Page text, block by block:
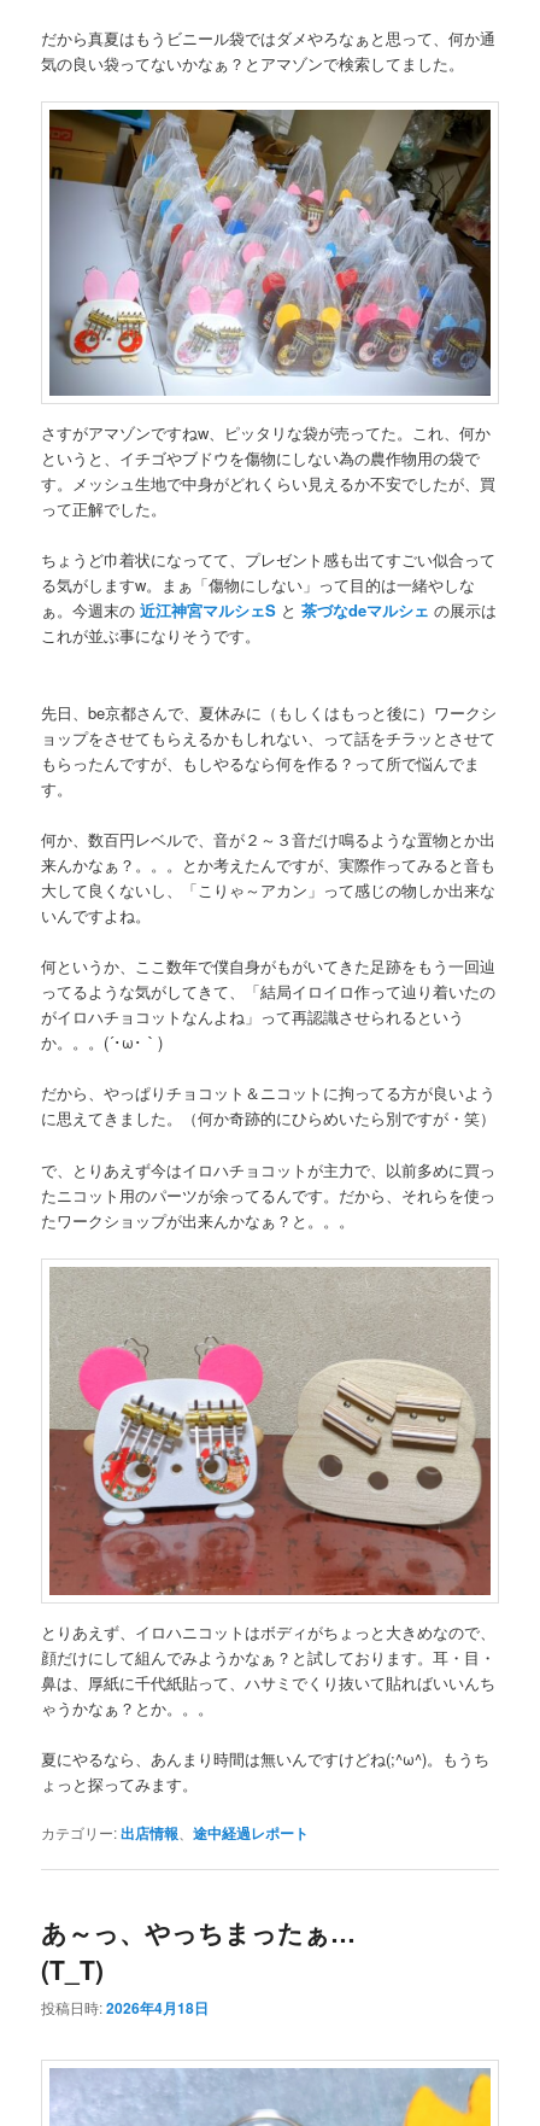
だから真夏はもうビニール袋ではダメやろなぁと思って、何か通
気の良い袋ってないかなぁ？とアマゾンで検索してました。
さすがアマゾンですねw、ピッタリな袋が売ってた。これ、何か
というと、イチゴやブドウを傷物にしない為の農作物用の袋で
す。メッシュ生地で中身がどれくらい見えるか不安でしたが、買
って正解でした。
ちょうど巾着状になってて、プレゼント感も出てすごい似合って
る気がしますw。まぁ「傷物にしない」って目的は一緒やしな
ぁ。今週末の近江神宮マルシェS と茶づなdeマルシェ の展示は
これが並ぶ事になりそうです。
先日、be京都さんで、夏休みに（もしくはもっと後に）ワークシ
ョップをさせてもらえるかもしれない、って話をチラッとさせて
もらったんですが、もしやるなら何を作る？って所で悩んでま
す。
何か、数百円レベルで、音が２～３音だけ鳴るような置物とか出
来んかなぁ？。。。とか考えたんですが、実際作ってみると音も
大して良くないし、「こりゃ～アカン」って感じの物しか出来な
いんですよね。
何というか、ここ数年で僕自身がもがいてきた足跡をもう一回辿
ってるような気がしてきて、「結局イロイロ作って辿り着いたの
がイロハチョコットなんよね」って再認識させられるという
か。。。(´･ω･｀)
だから、やっぱりチョコット＆ニコットに拘ってる方が良いよう
に思えてきました。（何か奇跡的にひらめいたら別ですが・笑）
で、とりあえず今はイロハチョコットが主力で、以前多めに買っ
たニコット用のパーツが余ってるんです。だから、それらを使っ
たワークショップが出来んかなぁ？と。。。
とりあえず、イロハニコットはボディがちょっと大きめなので、
顔だけにして組んでみようかなぁ？と試しております。耳・目・
鼻は、厚紙に千代紙貼って、ハサミでくり抜いて貼ればいいんち
ゃうかなぁ？とか。。。
夏にやるなら、あんまり時間は無いんですけどね(;^ω^)。もうち
ょっと探ってみます。
カテゴリー:出店情報 、途中経過レポート
あ～っ、やっちまったぁ…
(T_T)
投稿日時:2026年4月18日